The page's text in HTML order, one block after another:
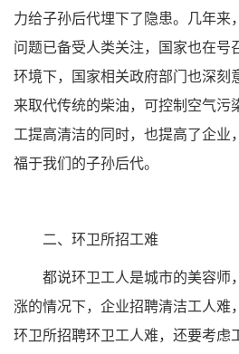
力给子孙后代埋下了隐患。几年来
问题已备受人类关注，国家也在号
环境下，国家相关政府部门也深刻
来取代传统的柴油，可控制空气污
工提高清洁的同时，也提高了企业
福于我们的子孙后代。
二、环卫所招工难
都说环卫工人是城市的美容师
涨的情况下，企业招聘清洁工人难
环卫所招聘环卫工人难，还要考虑